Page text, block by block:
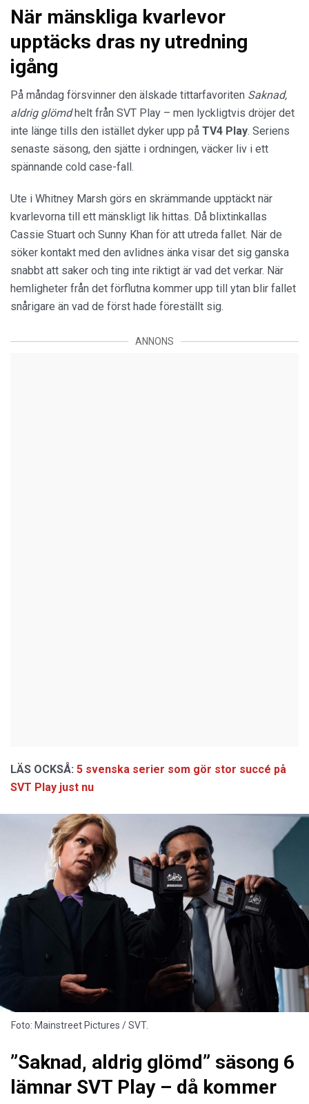
När mänskliga kvarlevor
upptäcks dras ny utredning
igång
På måndag försvinner den älskade tittarfavoriten Saknad,
aldrig glömdhelt från SVT Play – men lyckligtvis dröjer det
inte länge tills den istället dyker upp på TV4 Play. Seriens
senaste säsong, den sjätte i ordningen, väcker liv i ett
spännande cold case-fall.
Ute i Whitney Marsh görs en skrämmande upptäckt när
kvarlevorna till ett mänskligt lik hittas. Då blixtinkallas
Cassie Stuart och Sunny Khan för att utreda fallet. När de
söker kontakt med den avlidnes änka visar det sig ganska
snabbt att saker och ting inte riktigt är vad det verkar. När
hemligheter från det förflutna kommer upp till ytan blir fallet
snårigare än vad de först hade föreställt sig.
ANNONS
LÄS OCKSÅ: 5 svenska serier som gör stor succé på
SVT Play just nu
Foto: Mainstreet Pictures / SVT.
”Saknad, aldrig glömd” säsong 6
lämnar SVT Play – då kommer